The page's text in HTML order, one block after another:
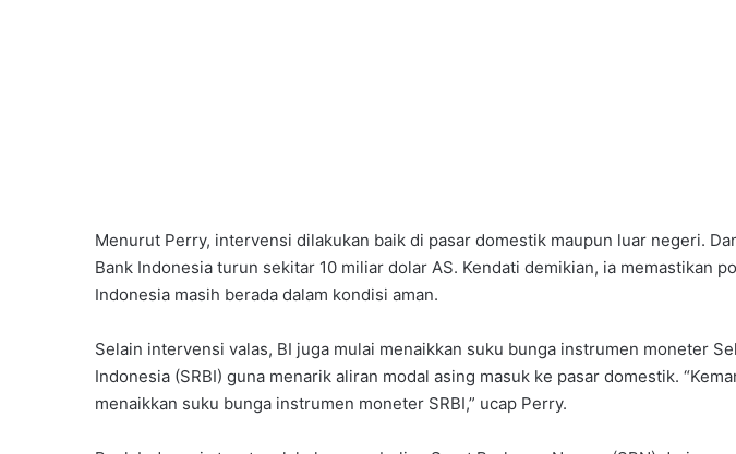
Menurut Perry, intervensi dilakukan baik di pasar domestik maupun luar negeri.
Bank Indonesia turun sekitar 10 miliar dolar AS. Kendati demikian, ia memastikan
Indonesia masih berada dalam kondisi aman.
Selain intervensi valas, BI juga mulai menaikkan suku bunga instrumen moneter
Indonesia (SRBI) guna menarik aliran modal asing masuk ke pasar domestik.
menaikkan suku bunga instrumen moneter SRBI,” ucap Perry.